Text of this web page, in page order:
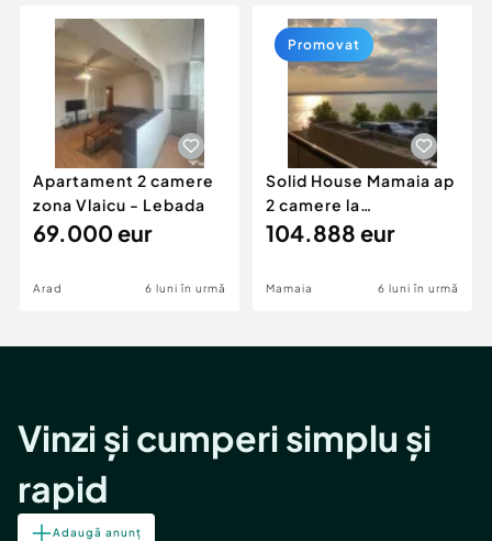
Servicii
Animale de companie
Afaceri și echipamente profesionale
Inchiriere Bunuri si Vehicule
Utilaje agricole si industriale
Piese auto si accesorii
Dacia Duster
Apartament 2 camere
zona Vlaicu - Lebada
69.000 eur
Arad 6 luni în urmă
Solid House Mamaia ap
2 camere la
cheie,langa Mega
104.888 eur
Mamaia 6 luni în urmă
Promovat
Vinzi și cumperi simplu și
rapid
Adaugă anunț